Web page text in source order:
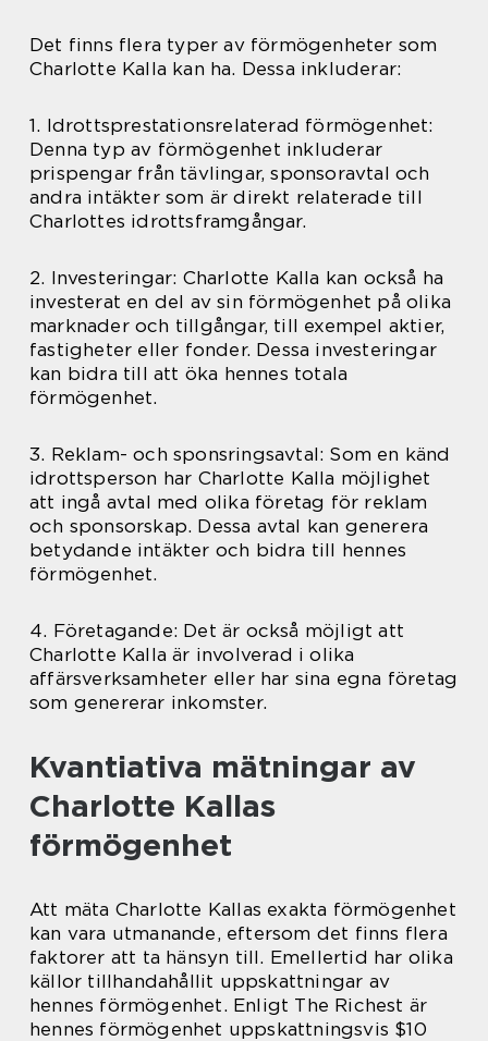
Det finns flera typer av förmögenheter som
Charlotte Kalla kan ha. Dessa inkluderar:
1. Idrottsprestationsrelaterad förmögenhet:
Denna typ av förmögenhet inkluderar
prispengar från tävlingar, sponsoravtal och
andra intäkter som är direkt relaterade till
Charlottes idrottsframgångar.
2. Investeringar: Charlotte Kalla kan också ha
investerat en del av sin förmögenhet på olika
marknader och tillgångar, till exempel aktier,
fastigheter eller fonder. Dessa investeringar
kan bidra till att öka hennes totala
förmögenhet.
3. Reklam- och sponsringsavtal: Som en känd
idrottsperson har Charlotte Kalla möjlighet
att ingå avtal med olika företag för reklam
och sponsorskap. Dessa avtal kan generera
betydande intäkter och bidra till hennes
förmögenhet.
4. Företagande: Det är också möjligt att
Charlotte Kalla är involverad i olika
affärsverksamheter eller har sina egna företag
som genererar inkomster.
Kvantiativa mätningar av
Charlotte Kallas
förmögenhet
Att mäta Charlotte Kallas exakta förmögenhet
kan vara utmanande, eftersom det finns flera
faktorer att ta hänsyn till. Emellertid har olika
källor tillhandahållit uppskattningar av
hennes förmögenhet. Enligt The Richest är
hennes förmögenhet uppskattningsvis $10